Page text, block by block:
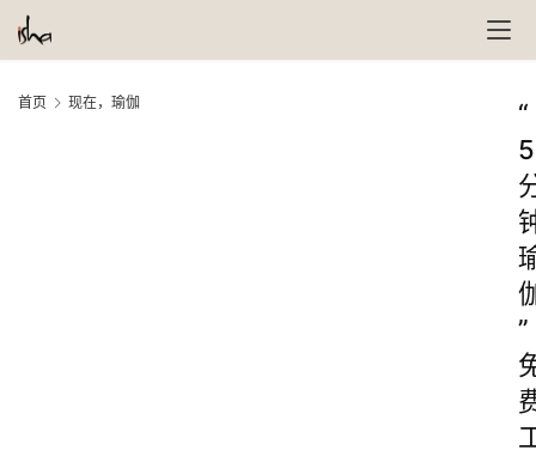
首页 现在，瑜伽
“
5
”